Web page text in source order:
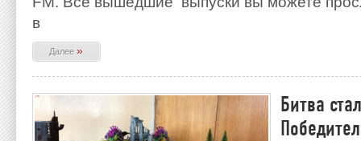
в
Далее»
Битва